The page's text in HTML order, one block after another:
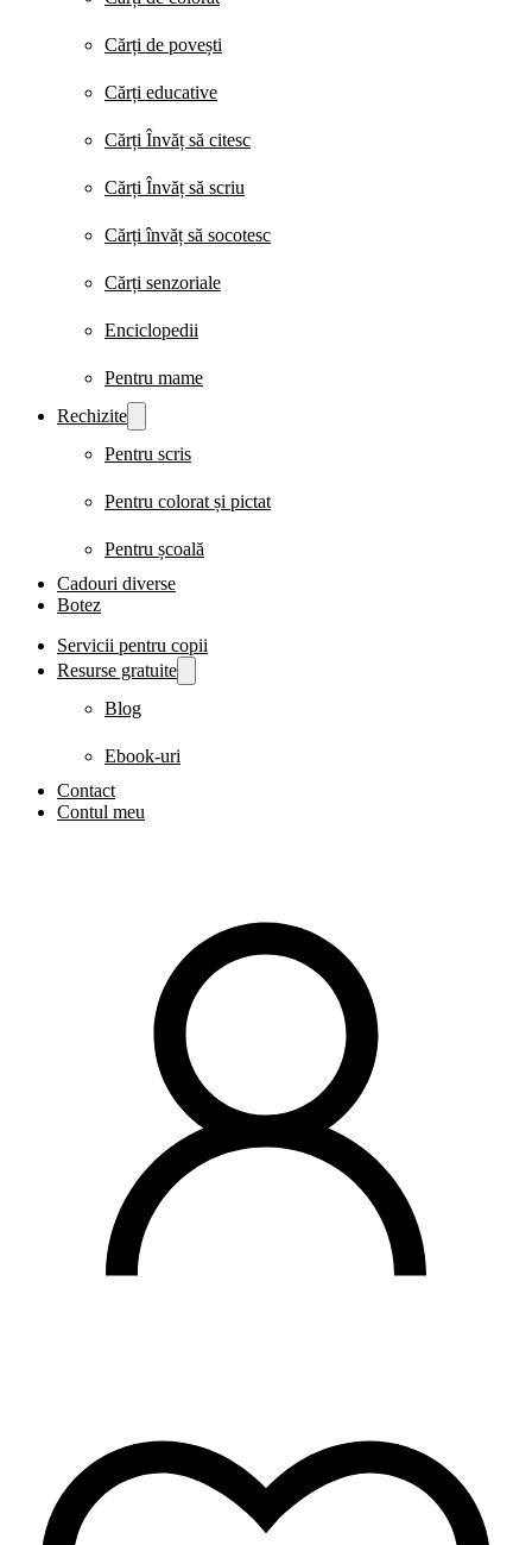
Cărți de povești
Cărți educative
Cărți Învăț să citesc
Cărți Învăț să scriu
Cărți învăț să socotesc
Cărți senzoriale
Enciclopedii
Pentru mame
Rechizite
Pentru scris
Pentru colorat și pictat
Pentru școală
Cadouri diverse
Botez
Servicii pentru copii
Resurse gratuite
Blog
Ebook-uri
Contact
Contul meu